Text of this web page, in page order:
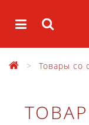
Товары со